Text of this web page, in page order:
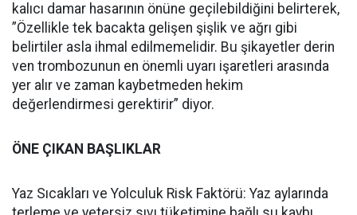
kalıcı damar hasarının önüne geçilebildiğini belirterek,
”Özellikle tek bacakta gelişen şişlik ve ağrı gibi
belirtiler asla ihmal edilmemelidir. Bu şikayetler derin
ven trombozunun en önemli uyarı işaretleri arasında
yer alır ve zaman kaybetmeden hekim
değerlendirmesi gerektirir” diyor.
ÖNE ÇIKAN BAŞLIKLAR
Yaz Sıcakları ve Yolculuk Risk Faktörü: Yaz aylarında